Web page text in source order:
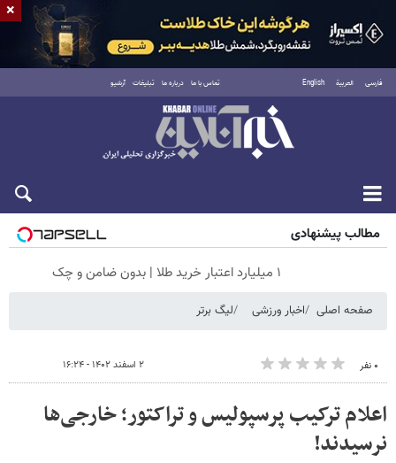
فارسی العربية English تماس با ما درباره ما تبلیغات آرشیو
شنبه ۱۷ مرداد ۱۴۰۵
مطالب پیشنهادی
۱ میلیارد اعتبار خرید طلا | بدون ضامن و چک
صفحه اصلی اخبار ورزشی لیگ برتر
۰ نفر ۲ اسفند ۱۴۰۲ - ۱۶:۲۴
اعلام ترکیب پرسپولیس و تراکتور؛ خارجی‌ها
نرسیدند!
×